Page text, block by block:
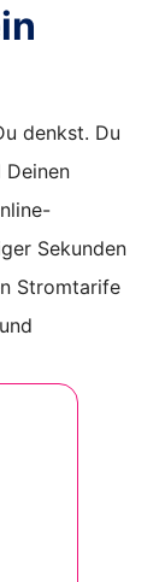
denkst. Du
Sekunden
Stromtarife